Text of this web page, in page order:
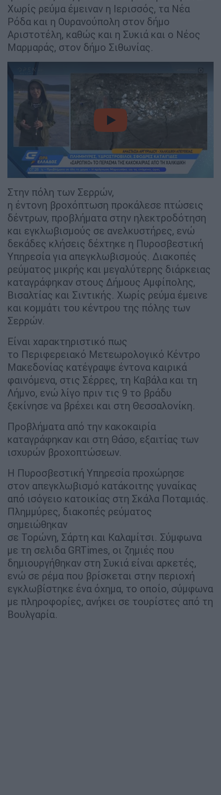
Χωρίς ρεύμα έμειναν η Ιερισσός, τα Νέα
Ρόδα και η Ουρανούπολη στον δήμο
Αριστοτέλη, καθώς και η Συκιά και ο Νέος
Μαρμαράς, στον δήμο Σιθωνίας.
video
Στην πόλη των Σερρών,
η έντονη βροχόπτωση προκάλεσε πτώσεις
δέντρων, προβλήματα στην ηλεκτροδότηση
και εγκλωβισμούς σε ανελκυστήρες, ενώ
δεκάδες κλήσεις δέχτηκε η Πυροσβεστική
Υπηρεσία για απεγκλωβισμούς. Διακοπές
ρεύματος μικρής και μεγαλύτερης διάρκειας
καταγράφηκαν στους Δήμους Αμφίπολης,
Βισαλτίας και Σιντικής. Χωρίς ρεύμα έμεινε
και κομμάτι του κέντρου της πόλης των
Σερρών.
Είναι χαρακτηριστικό πως
το Περιφερειακό Μετεωρολογικό Κέντρο
Μακεδονίας κατέγραψε έντονα καιρικά
φαινόμενα, στις Σέρρες, τη Καβάλα και τη
Λήμνο, ενώ λίγο πριν τις 9 το βράδυ
ξεκίνησε να βρέχει και στη Θεσσαλονίκη.
Προβλήματα από την κακοκαιρία
καταγράφηκαν και στη Θάσο, εξαιτίας των
ισχυρών βροχοπτώσεων.
Η Πυροσβεστική Υπηρεσία προχώρησε
στον απεγκλωβισμό κατάκοιτης γυναίκας
από ισόγειο κατοικίας στη Σκάλα Ποταμιάς.
Πλημμύρες, διακοπές ρεύματος
σημειώθηκαν
σε Τορώνη, Σάρτη και Καλαμίτσι. Σύμφωνα
με τη σελιδα GRTimes, oι ζημιές που
δημιουργήθηκαν στη Συκιά είναι αρκετές,
ενώ σε ρέμα που βρίσκεται στην περιοχή
εγκλωβίστηκε ένα όχημα, το οποίο, σύμφωνα
με πληροφορίες, ανήκει σε τουρίστες από τη
Βουλγαρία.